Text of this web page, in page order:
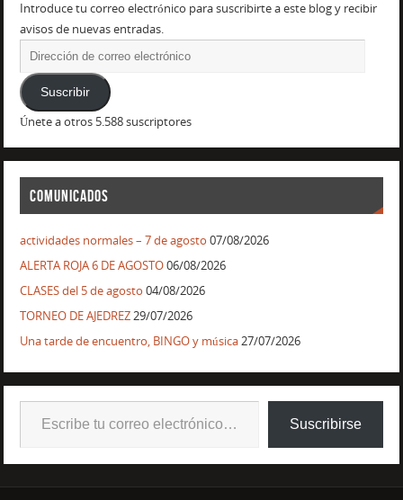
Introduce tu correo electrónico para suscribirte a este blog y recibir
avisos de nuevas entradas.
Suscribir
Únete a otros 5.588 suscriptores
COMUNICADOS
actividades normales – 7 de agosto 07/08/2026
ALERTA ROJA 6 DE AGOSTO06/08/2026
CLASES del 5 de agosto 04/08/2026
TORNEO DE AJEDREZ29/07/2026
Una tarde de encuentro, BINGO y música27/07/2026
Suscribirse